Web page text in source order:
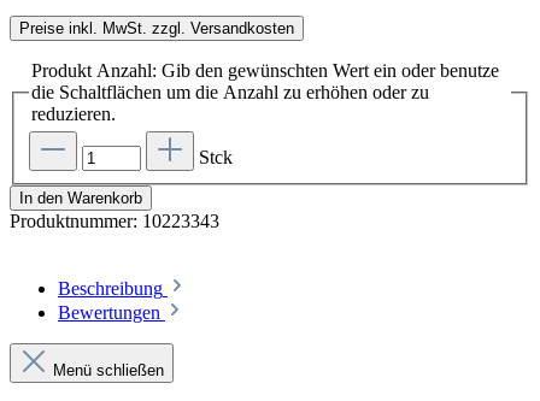
Preise inkl. MwSt. zzgl. Versandkosten
Produkt Anzahl: Gib den gewünschten Wert ein oder benutze
die Schaltflächen um die Anzahl zu erhöhen oder zu
reduzieren.
Stck
In den Warenkorb
Produktnummer: 10223343
Beschreibung
Bewertungen
Menü schließen